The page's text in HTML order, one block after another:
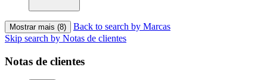
Mostrar mais (8)
Back to search by Marcas
Skip search by Notas de clientes
Notas de clientes